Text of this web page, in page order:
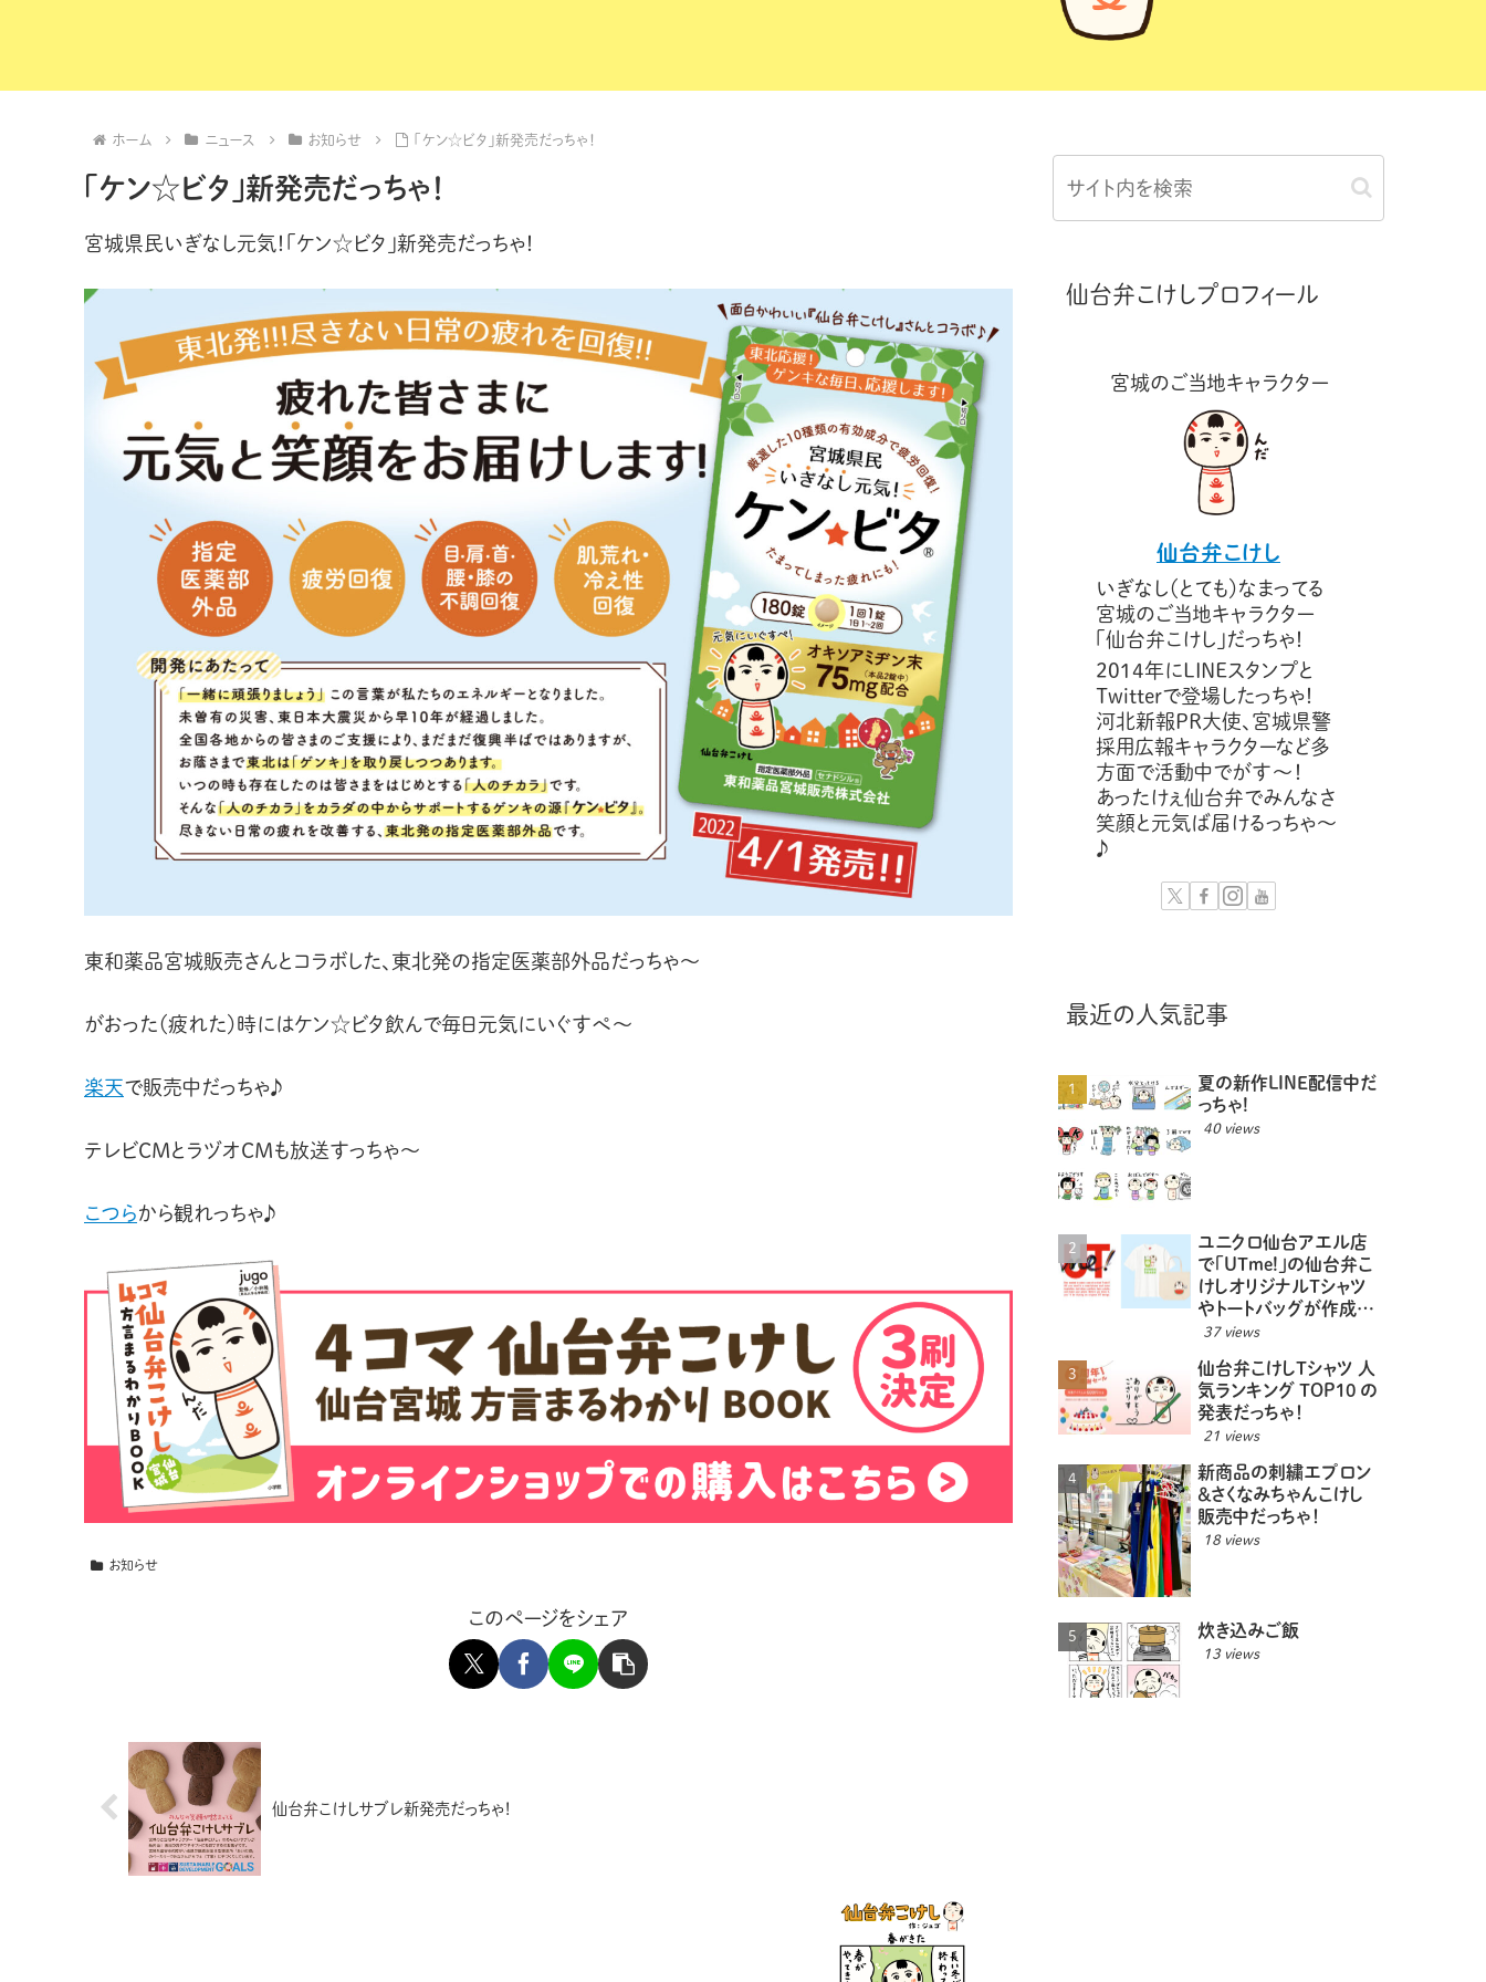
ホーム ニュース お知らせ 「ケン☆ビタ」新発売だっちゃ！
「ケン☆ビタ」新発売だっちゃ！
宮城県民いぎなし元気！「ケン☆ビタ」新発売だっちゃ！
東和薬品宮城販売さんとコラボした、東北発の指定医薬部外品だっちゃ〜
がおった（疲れた）時にはケン☆ビタ飲んで毎日元気にいぐすぺ〜
楽天で販売中だっちゃ♪
テレビCMとラヅオCMも放送すっちゃ〜
こつらから観れっちゃ♪
お知らせ
このページをシェア
仙台弁こけしサブレ新発売だっちゃ！
仙台弁こけしプロフィール
宮城のご当地キャラクター
仙台弁こけし
いぎなし（とても）なまってる
宮城のご当地キャラクター
「仙台弁こけし」だっちゃ！
2014年にLINEスタンプと
Twitterで登場したっちゃ！
河北新報PR大使、宮城県警
採用広報キャラクターなど多
方面で活動中でがす〜！
あったけぇ仙台弁でみんなさ
笑顔と元気ば届けるっちゃ～
♪
最近の人気記事
夏の新作LINE配信中だ
っちゃ!
40 views
ユニクロ仙台アエル店
で「UTme!」の仙台弁こ
けしオリジナルTシャツ
やトートバッグが作成で
きるっちゃ！
37 views
仙台弁こけしTシャツ 人
気ランキング TOP10 の
発表だっちゃ！
21 views
新商品の刺繍エプロン
＆さくなみちゃんこけし
販売中だっちゃ！
18 views
炊き込みご飯
13 views